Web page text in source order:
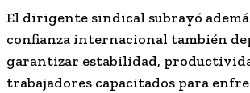
El dirigente sindical subrayó
confianza internacional también
garantizar estabilidad,
trabajadores capacitados para